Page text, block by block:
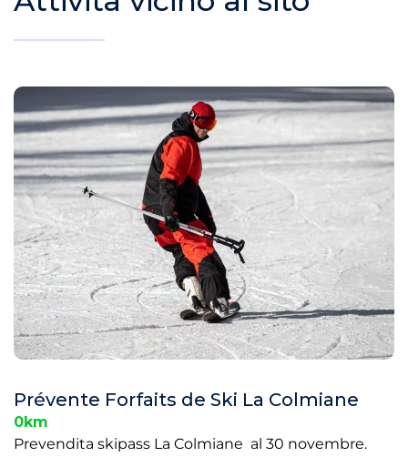
Prévente Forfaits de Ski La Colmiane
0km
Prevendita skipass La Colmiane al 30 novembre.